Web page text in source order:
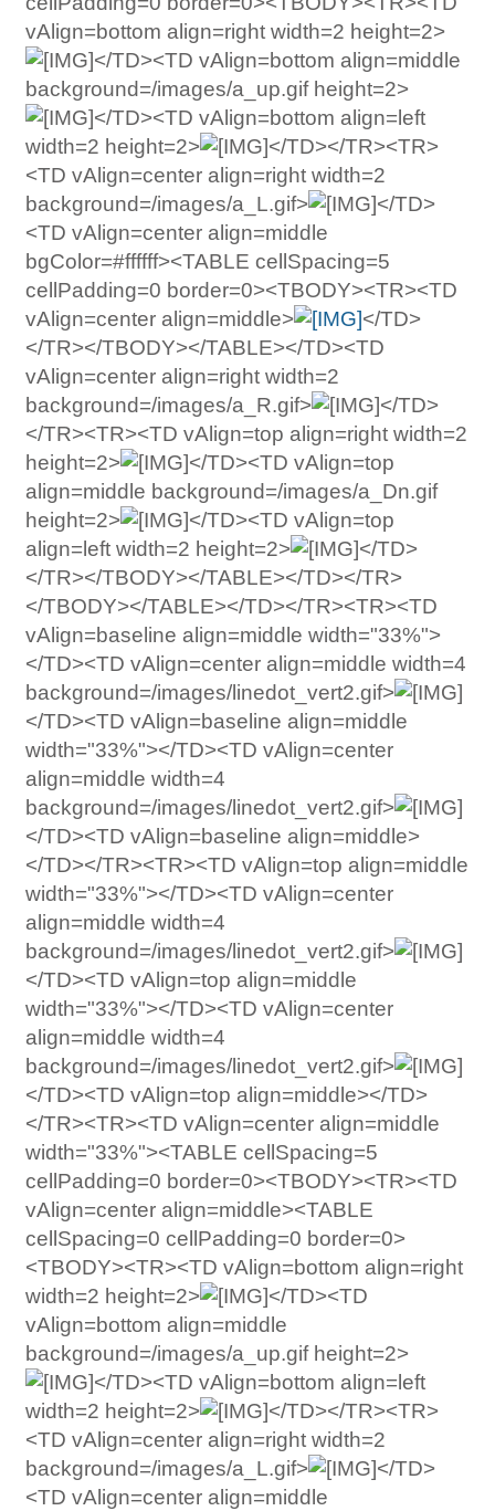
vAlign=bottom align=right width=2 height=2>
</TD><TD vAlign=bottom align=middle
background=/images/a_up.gif height=2>
</TD><TD vAlign=bottom align=left
width=2 height=2>
</TD></TR><TR>
<TD vAlign=center align=right width=2
background=/images/a_L.gif>
</TD>
<TD vAlign=center align=middle
bgColor=#ffffff><TABLE cellSpacing=5
cellPadding=0 border=0><TBODY><TR><TD
vAlign=center align=middle>
</TD>
</TR></TBODY></TABLE></TD><TD
vAlign=center align=right width=2
background=/images/a_R.gif>
</TD>
</TR><TR><TD vAlign=top align=right width=2
height=2>
</TD><TD vAlign=top
align=middle background=/images/a_Dn.gif
height=2>
</TD><TD vAlign=top
align=left width=2 height=2>
</TD>
</TR></TBODY></TABLE></TD></TR>
</TBODY></TABLE></TD></TR><TR><TD
vAlign=baseline align=middle width="33%">
</TD><TD vAlign=center align=middle width=4
background=/images/linedot_vert2.gif>
</TD><TD vAlign=baseline align=middle
width="33%"></TD><TD vAlign=center
align=middle width=4
background=/images/linedot_vert2.gif>
</TD><TD vAlign=baseline align=middle>
</TD></TR><TR><TD vAlign=top align=middle
width="33%"></TD><TD vAlign=center
align=middle width=4
background=/images/linedot_vert2.gif>
</TD><TD vAlign=top align=middle
width="33%"></TD><TD vAlign=center
align=middle width=4
background=/images/linedot_vert2.gif>
</TD><TD vAlign=top align=middle></TD>
</TR><TR><TD vAlign=center align=middle
width="33%"><TABLE cellSpacing=5
cellPadding=0 border=0><TBODY><TR><TD
vAlign=center align=middle><TABLE
cellSpacing=0 cellPadding=0 border=0>
<TBODY><TR><TD vAlign=bottom align=right
width=2 height=2>
</TD><TD
vAlign=bottom align=middle
background=/images/a_up.gif height=2>
</TD><TD vAlign=bottom align=left
width=2 height=2>
</TD></TR><TR>
<TD vAlign=center align=right width=2
background=/images/a_L.gif>
</TD>
<TD vAlign=center align=middle